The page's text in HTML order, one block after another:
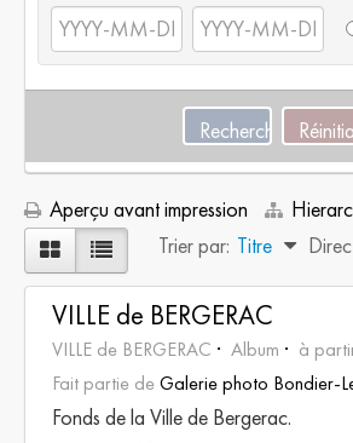
Aperçu avant impression
Trier par: Titre
VILLE de BERGERAC
VILLE de BERGERAC Album
à
Fait partie deGalerie photo Bondier-
Fonds de la Ville de Bergerac.